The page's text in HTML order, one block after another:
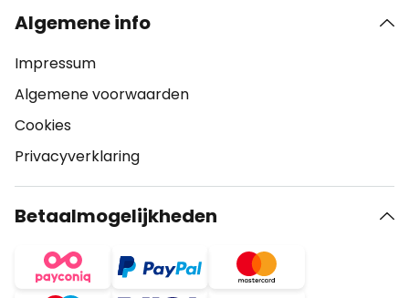
Algemene info
Impressum
Algemene voorwaarden
Cookies
Privacyverklaring
Betaalmogelijkheden